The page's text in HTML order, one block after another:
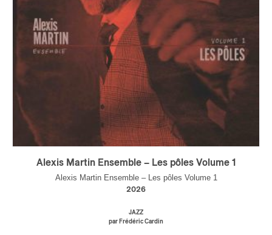
Alexis Martin Ensemble – Les pôles Volume 1
Alexis Martin Ensemble – Les pôles Volume 1
2026
JAZZ
par Frédéric Cardin